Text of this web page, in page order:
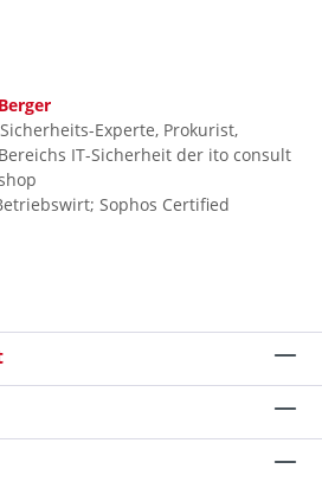
Experte, Prokurist,
IT-Sicherheit der ito consult
Sophos Certified